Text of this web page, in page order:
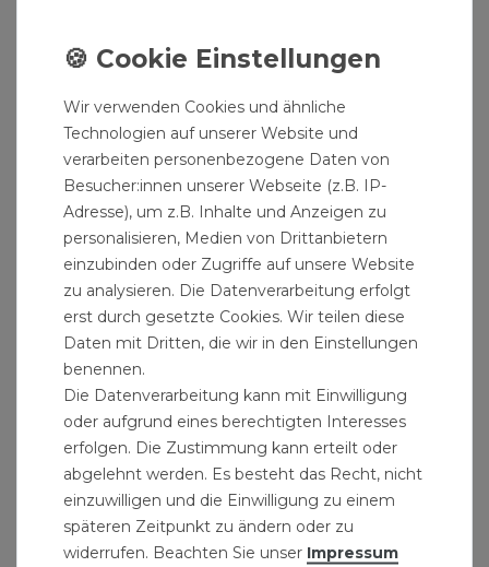
TecLine Super-Kraftreiniger 1:3 Sprühflasche 1 L
14,49 € *
Liter | 14,49 € / Liter
Wir verwenden Cookies und ähnliche
Technologien auf unserer Website und
verarbeiten personenbezogene Daten von
Besucher:innen unserer Webseite (z.B. IP-
Adresse), um z.B. Inhalte und Anzeigen zu
personalisieren, Medien von Drittanbietern
einzubinden oder Zugriffe auf unsere Website
zu analysieren. Die Datenverarbeitung erfolgt
erst durch gesetzte Cookies. Wir teilen diese
Daten mit Dritten, die wir in den Einstellungen
benennen.
Die Datenverarbeitung kann mit Einwilligung
oder aufgrund eines berechtigten Interesses
erfolgen. Die Zustimmung kann erteilt oder
abgelehnt werden. Es besteht das Recht, nicht
einzuwilligen und die Einwilligung zu einem
späteren Zeitpunkt zu ändern oder zu
widerrufen. Beachten Sie unser Impressum